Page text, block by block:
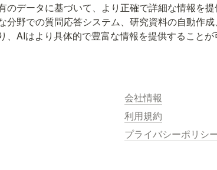
のデータに基づいて、より正確で詳細な情報を
分野での質問応答システム、研究資料の自動作
、AIはより具体的で豊富な情報を提供することが
会社情報
利用規約
プライバシーポリシ